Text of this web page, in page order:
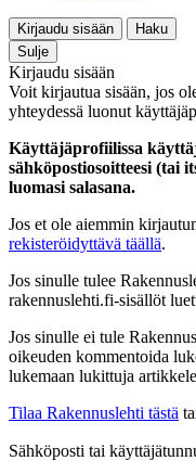
Kirjaudu sisään
Haku
Sulje
Kirjaudu sisään
Voit kirjautua sisään, jos
yhteydessä luonut
Käyttäjäprofiilissa
sähköpostiosoitteesi (tai
luomasi salasana.
Jos et ole aiemmin
rekisteröidyttävä täällä.
Jos sinulle tulee
rakennuslehti.fi-sisällöt
Jos sinulle ei tule
oikeuden kommentoida
lukemaan lukittuja
Tilaa Rakennuslehti tästä
Sähköposti tai